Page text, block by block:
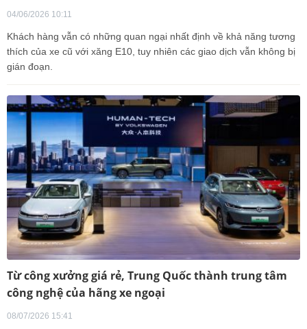
04/06/2026 10:11
Khách hàng vẫn có những quan ngại nhất định về khả năng tương
thích của xe cũ với xăng E10, tuy nhiên các giao dịch vẫn không bị
gián đoạn.
Từ công xưởng giá rẻ, Trung Quốc thành trung tâm
công nghệ của hãng xe ngoại
08/07/2026 15:41